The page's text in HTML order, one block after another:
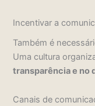
Incentivar a
Também é
Uma cultura
transparência e no
Canais de